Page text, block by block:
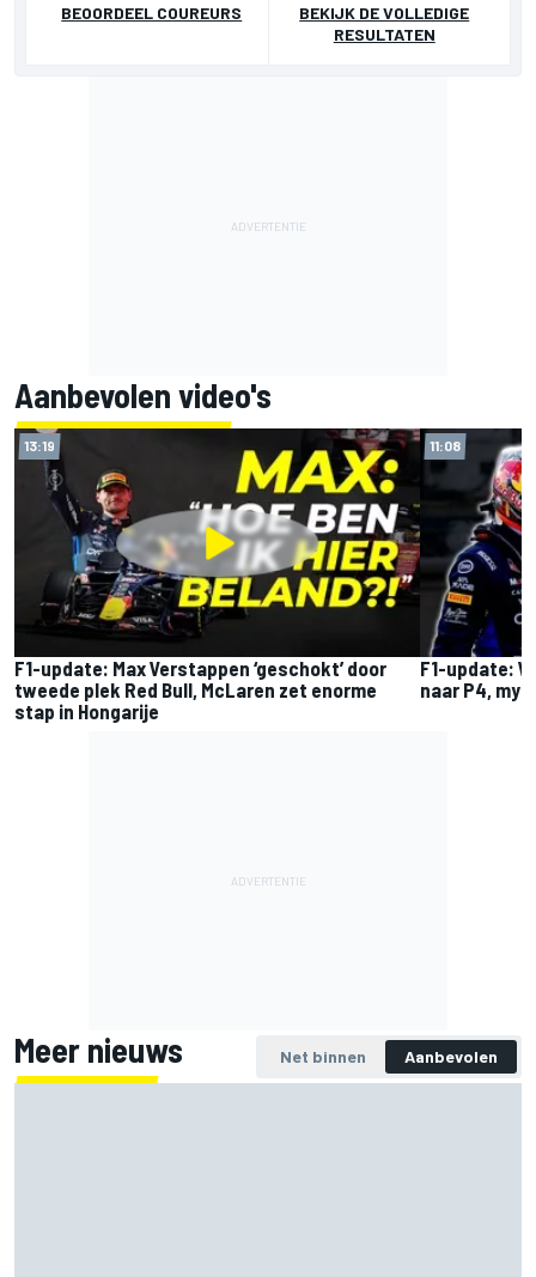
Meer nieuws Net binnen Aanbevolen
Aanbevolen video's
13:19
F1-update: Max Verstappen ‘geschokt’ door
tweede plek Red Bull, McLaren zet enorme
stap in Hongarije
11:08
F1-update:
naar P4,
BEOORDEEL COUREURS
BEKIJK DE VOLLEDIGE
RESULTATEN